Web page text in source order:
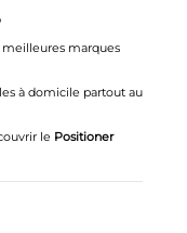
marques
à domicile partout au
le Positioner